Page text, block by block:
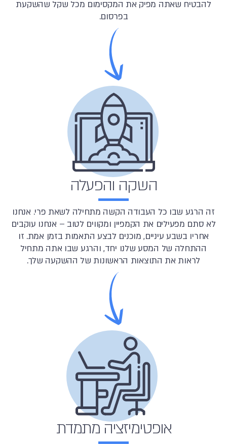
להבטיח שאתה מפיק את המקסימום מכל שקל שהשקעת
בפרסום.
השקה והפעלה
זה הרגע שבו כל העבודה הקשה מתחילה לשאת פרי. אנחנו
לא סתם מפעילים את הקמפיין ומקווים לטוב – אנחנו עוקבים
אחריו בשבע עיניים, מוכנים לבצע התאמות בזמן אמת. זו
ההתחלה של המסע שלנו יחד, והרגע שבו אתה מתחיל
לראות את התוצאות הראשונות של ההשקעה שלך.
אופטימיזציה מתמדת